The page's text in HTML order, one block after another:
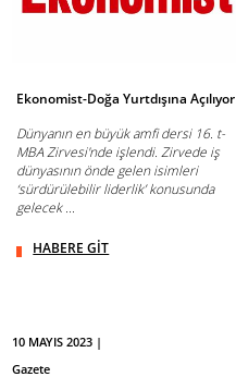
Ekonomist-Doğa Yurtdışına Açılıyor
Dünyanın en büyük amfi dersi 16. t-
MBA Zirvesi'nde işlendi. Zirvede iş
dünyasının önde gelen isimleri
‘sürdürülebilir liderlik’ konusunda
gelecek ...
HABERE GİT
10 MAYIS 2023 |
Gazete